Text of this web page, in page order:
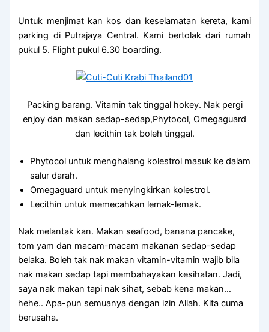
Untuk menjimat kan kos dan keselamatan kereta, kami
parking di Putrajaya Central. Kami bertolak dari rumah
pukul 5. Flight pukul 6.30 boarding.
Packing barang. Vitamin tak tinggal hokey. Nak pergi
enjoy dan makan sedap-sedap,Phytocol, Omegaguard
dan lecithin tak boleh tinggal.
Phytocol untuk menghalang kolestrol masuk ke dalam
salur darah.
Omegaguard untuk menyingkirkan kolestrol.
Lecithin untuk memecahkan lemak-lemak.
Nak melantak kan. Makan seafood, banana pancake,
tom yam dan macam-macam makanan sedap-sedap
belaka. Boleh tak nak makan vitamin-vitamin wajib bila
nak makan sedap tapi membahayakan kesihatan. Jadi,
saya nak makan tapi nak sihat, sebab kena makan…
hehe.. Apa-pun semuanya dengan izin Allah. Kita cuma
berusaha.